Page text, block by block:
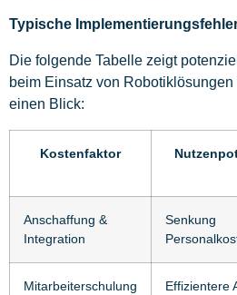
Typische
Die folgende Tabelle zeigt
beim Einsatz von
einen Blick:
Kostenfaktor
Anschaffung &
Integration
Senkung
Mitarbeiterschulung Effizientere